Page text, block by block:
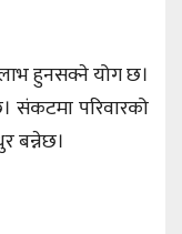
हुनसक्ने योग छ।
संकटमा परिवारको
बन्नेछ।